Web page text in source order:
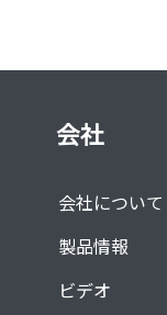
会社
会社について
製品情報
ビデオ